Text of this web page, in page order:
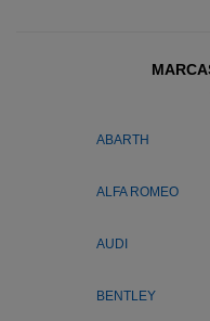
ABARTH
ALFA ROMEO
AUDI
BENTLEY